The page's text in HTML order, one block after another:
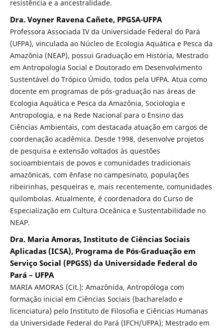
resistência e a ancestralidade.
Dra. Voyner Ravena Cañete, PPGSA-UFPA
Professora Associada IV da Universidade Federal do Pará
(UFPA), vinculada ao Núcleo de Ecologia Aquática e Pesca da
Amazônia (NEAP), possui Graduação em História, Mestrado
em Antropologia Social e Doutorado em Desenvolvimento
Sustentável do Trópico Úmido, todos pela UFPA. Atua como
docente em programas de pós-graduação nas áreas de
Ecologia Aquática e Pesca da Amazônia, Sociologia e
Antropologia, e na Rede Nacional para o Ensino das
Ciências Ambientais, com destacada atuação em cargos de
coordenação acadêmica. Desde 1998, desenvolve projetos
de pesquisa e extensão voltados às questões
socioambientais de povos e comunidades tradicionais
amazônicas, com ênfase no campesinato, populações
ribeirinhas, pesqueiras e, mais recentemente, comunidades
quilombolas. Atualmente, é coordenadora do Curso de
Especialização em Cultura Oceânica e Sustentabilidade no
NEAP.
Dra. Maria Amoras, Instituto de Ciências Sociais
Aplicadas (ICSA), Programa de Pós-Graduação em
Serviço Social (PPGSS) da Universidade Federal do
Pará – UFPA
MARIA AMORAS (Cit.): Amazônida, Antropóloga com
formação inicial em Ciências Sociais (bacharelado e
licenciatura) pelo Instituto de Filosofia e Ciências Humanas
da Universidade Federal do Pará (IFCH/UFPA); Mestrado em